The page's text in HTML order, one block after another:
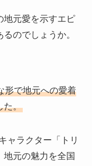
地元愛を示すエピ
のでしょうか。
形で地元への愛着
た。
ャラクター「トリ
地元の魅力を全国